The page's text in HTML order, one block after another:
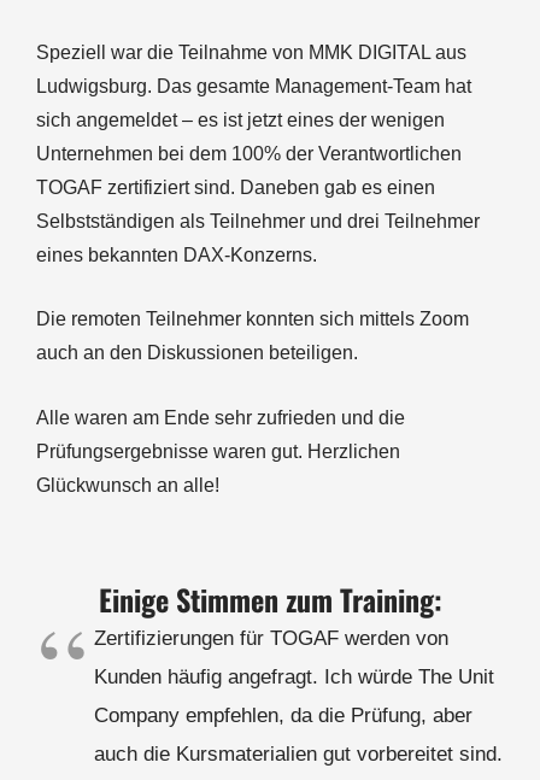
Speziell war die Teilnahme von MMK DIGITAL aus
Ludwigsburg. Das gesamte Management-Team hat
sich angemeldet – es ist jetzt eines der wenigen
Unternehmen bei dem 100% der Verantwortlichen
TOGAF zertifiziert sind. Daneben gab es einen
Selbstständigen als Teilnehmer und drei Teilnehmer
eines bekannten DAX-Konzerns.
Die remoten Teilnehmer konnten sich mittels Zoom
auch an den Diskussionen beteiligen.
Alle waren am Ende sehr zufrieden und die
Prüfungsergebnisse waren gut. Herzlichen
Glückwunsch an alle!
Einige Stimmen zum Training:
Zertifizierungen für TOGAF werden von
Kunden häufig angefragt. Ich würde The Unit
Company empfehlen, da die Prüfung, aber
auch die Kursmaterialien gut vorbereitet sind.